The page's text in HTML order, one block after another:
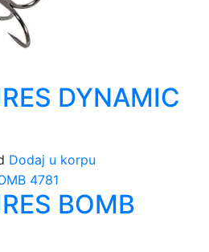
DYNAMIC
Dodaj u korpu
BOMB